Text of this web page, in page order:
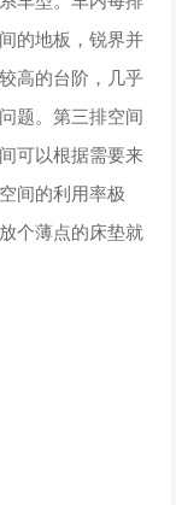
的地板，锐界并
高的台阶，几乎
题。第三排空间
可以根据需要来
间的利用率极
个薄点的床垫就